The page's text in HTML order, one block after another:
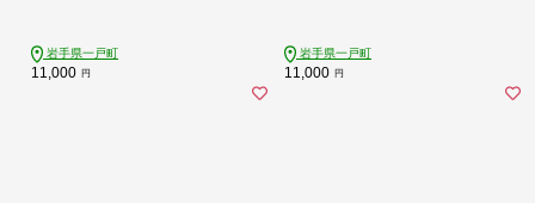
岩手県一戸町
11,000 円
岩手県一戸町
11,000 円